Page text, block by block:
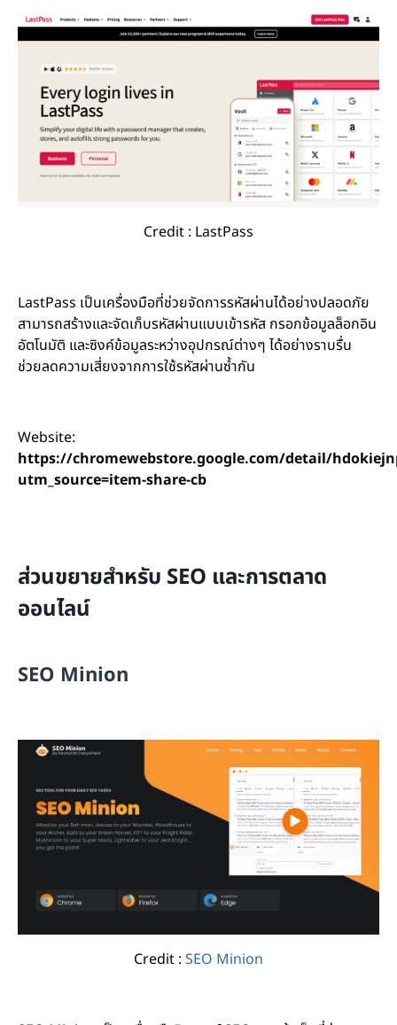
Credit : LastPass
LastPass เป็นเครื่องมือที่ช่วยจัดการรหัสผ่านได้อย่างปลอดภัย
สามารถสร้างและจัดเก็บรหัสผ่านแบบเข้ารหัส กรอกข้อมูลล็อกอิน
อัตโนมัติ และซิงค์ข้อมูลระหว่างอุปกรณ์ต่างๆ ได้อย่างราบรื่น
ช่วยลดความเสี่ยงจากการใช้รหัสผ่านซ้ำกัน
Website:
https://chromewebstore.google.com/detail/
utm_source=item-share-cb
ส่วนขยายสำหรับ SEO และการตลาด
ออนไลน์
SEO Minion
Credit : SEO Minion